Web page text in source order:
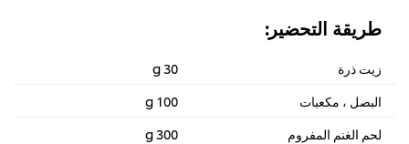
طريقة التحضير:
زيت ذرة
30 g
البصل ، مكعبات
100 g
لحم الغنم المفروم
300 g